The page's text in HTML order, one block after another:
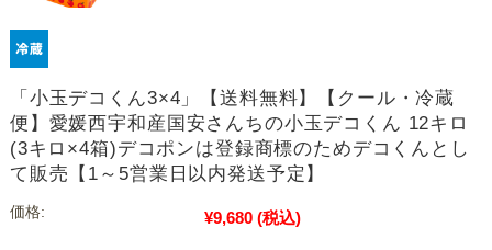
「小玉デコくん3×4」【送料無料】【クール・冷蔵
便】愛媛西宇和産国安さんちの小玉デコくん 12キロ
(3キロ×4箱)デコポンは登録商標のためデコくんとし
て販売【1～5営業日以内発送予定】
価格: ¥9,680 (税込)